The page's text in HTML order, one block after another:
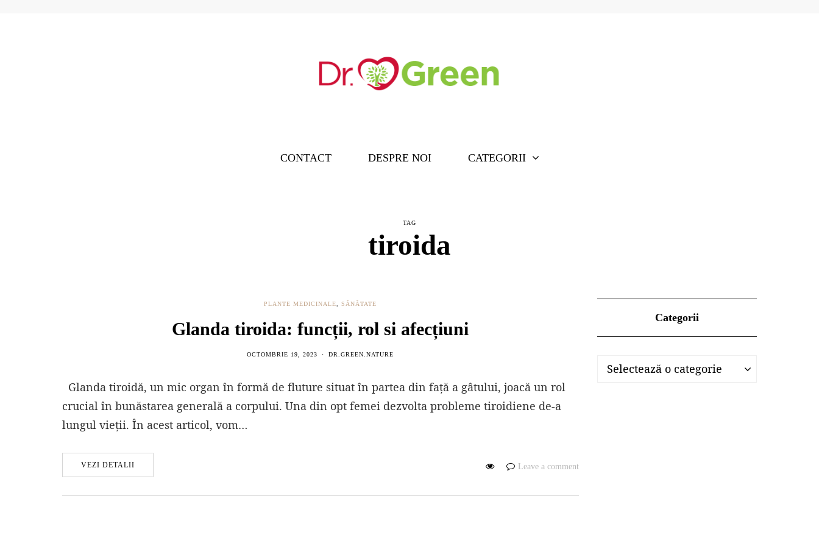
CONTACT DESPRE NOI CATEGORII
TAG
tiroida
PLANTE MEDICINALE ,SĂNĂTATE
Glanda tiroida: funcții, rol si afecțiuni
OCTOMBRIE 19, 2023 DR.GREEN.NATURE
Glanda tiroidă, un mic organ în formă de fluture situat în partea din față a gâtului, joacă un rol
crucial în bunăstarea generală a corpului. Una din opt femei dezvolta probleme tiroidiene de-a
lungul vieții. În acest articol, vom…
VEZI DETALII Leave a comment
Categorii
Categorii
Selectează o categorie
Categorii